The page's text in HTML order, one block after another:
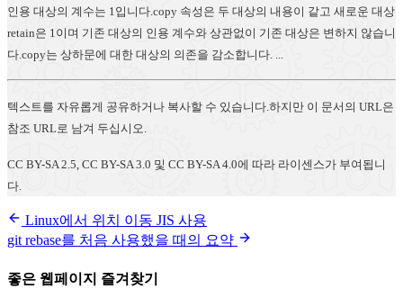
인용 대상의 계수는 1입니다.copy 속성은 두 대상의 내용이 같고 새로운 대상
retain은 1이며 기존 대상의 인용 계수와 상관없이 기존 대상은 변하지 않습니
다.copy는 상하문에 대한 대상의 의존을 감소합니다. ...
텍스트를 자유롭게 공유하거나 복사할 수 있습니다.하지만 이 문서의 URL은
참조 URL로 남겨 두십시오.
CC BY-SA 2.5, CC BY-SA 3.0 및 CC BY-SA 4.0에 따라 라이센스가 부여됩니
다.
Linux에서 위치 이동 JIS 사용
git rebase를 처음 사용했을 때의 요약
좋은 웹페이지 즐겨찾기